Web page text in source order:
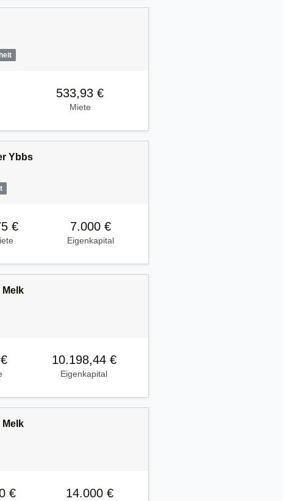
533,93 €
Miete
Ybbs
€ 7.000 €
Eigenkapital
Melk
10.198,44 €
Eigenkapital
Melk
€ 14.000 €